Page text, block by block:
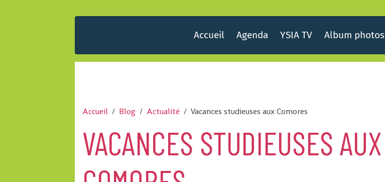
Accueil Agenda YSIA TV Album photos
Accueil Blog Actualité Vacances studieuses aux Comores
VACANCES STUDIEUSES AUX